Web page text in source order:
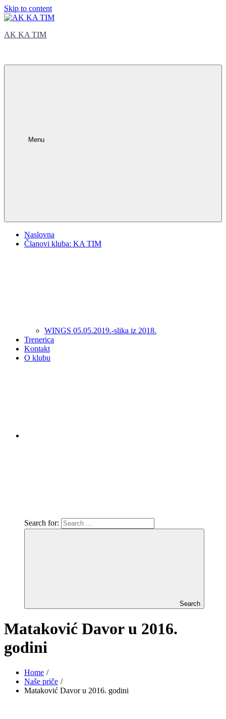
Skip to content
AK KA TIM
Menu
Naslovna
Članovi kluba: KA TIM
WINGS 05.05.2019.-slika iz 2018.
Trenerica
Kontakt
O klubu
Search for:
Search
Mataković Davor u 2016.
godini
Home
Naše priče
Mataković Davor u 2016. godini